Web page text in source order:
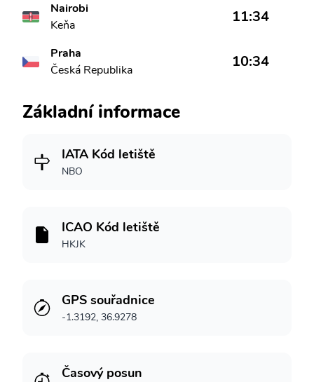
Nairobi
Keňa
11:34
Praha
Česká Republika
10:34
Základní informace
IATA Kód letiště
NBO
ICAO Kód letiště
HKJK
GPS souřadnice
-1.3192, 36.9278
Časový posun